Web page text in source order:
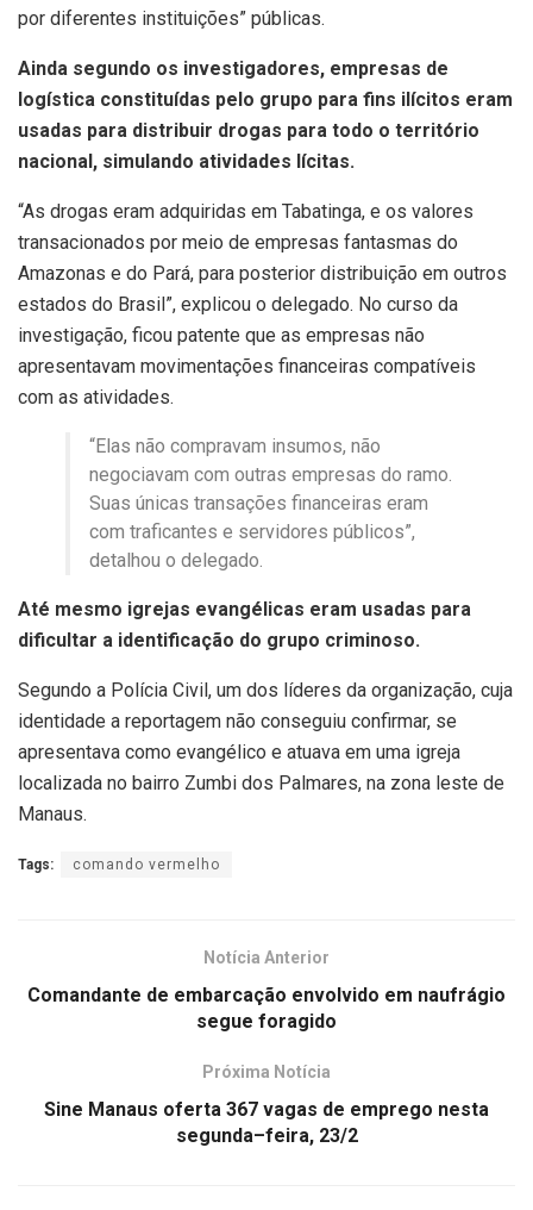
por diferentes instituições” públicas.
Ainda segundo os investigadores, empresas de
logística constituídas pelo grupo para fins ilícitos eram
usadas para distribuir drogas para todo o território
nacional, simulando atividades lícitas.
“As drogas eram adquiridas em Tabatinga, e os valores
transacionados por meio de empresas fantasmas do
Amazonas e do Pará, para posterior distribuição em outros
estados do Brasil”, explicou o delegado. No curso da
investigação, ficou patente que as empresas não
apresentavam movimentações financeiras compatíveis
com as atividades.
“Elas não compravam insumos, não
negociavam com outras empresas do ramo.
Suas únicas transações financeiras eram
com traficantes e servidores públicos”,
detalhou o delegado.
Até mesmo igrejas evangélicas eram usadas para
dificultar a identificação do grupo criminoso.
Segundo a Polícia Civil, um dos líderes da organização, cuja
identidade a reportagem não conseguiu confirmar, se
apresentava como evangélico e atuava em uma igreja
localizada no bairro Zumbi dos Palmares, na zona leste de
Manaus.
Tags: comando vermelho
Notícia Anterior
Comandante de embarcação envolvido em naufrágio
segue foragido
Próxima Notícia
Sine Manaus oferta 367 vagas de emprego nesta
segunda–feira, 23/2